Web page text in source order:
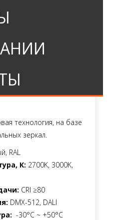
технология, на базе
зеркал.
RAL
К: 2700K, 3000K,
CRI ≥80
DMX-512, DALI
-30°C ~ +50°C